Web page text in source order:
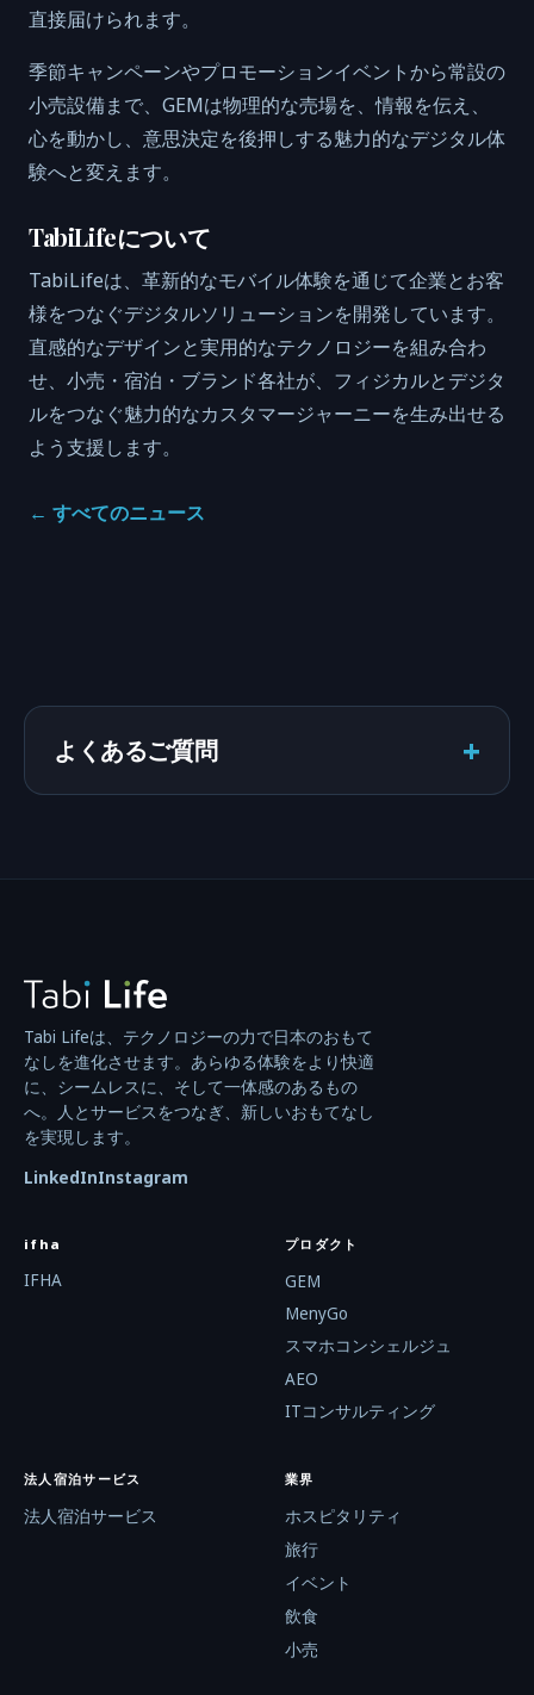
直接届けられます。
季節キャンペーンやプロモーションイベントから常設の
小売設備まで、GEMは物理的な売場を、情報を伝え、
心を動かし、意思決定を後押しする魅力的なデジタル体
験へと変えます。
TabiLifeについて
TabiLifeは、革新的なモバイル体験を通じて企業とお客
様をつなぐデジタルソリューションを開発しています。
直感的なデザインと実用的なテクノロジーを組み合わ
せ、小売・宿泊・ブランド各社が、フィジカルとデジタ
ルをつなぐ魅力的なカスタマージャーニーを生み出せる
よう支援します。
← すべてのニュース
よくあるご質問 +
Tabi Lifeは、テクノロジーの力で日本のおもて
なしを進化させます。あらゆる体験をより快適
に、シームレスに、そして一体感のあるもの
へ。人とサービスをつなぎ、新しいおもてなし
を実現します。
LinkedInInstagram
ifha
IFHA
プロダクト
GEM
MenyGo
スマホコンシェルジュ
AEO
ITコンサルティング
法人宿泊サービス
法人宿泊サービス
業界
ホスピタリティ
旅行
イベント
飲食
小売